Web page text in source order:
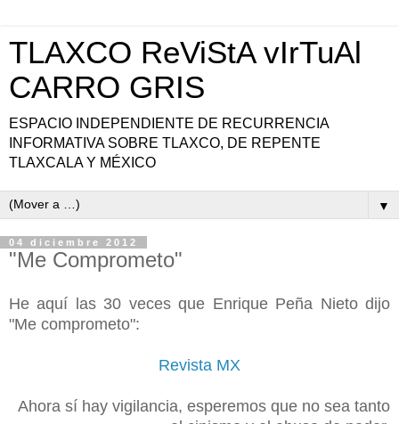
TLAXCO ReViStA vIrTuAl
CARRO GRIS
ESPACIO INDEPENDIENTE DE RECURRENCIA
INFORMATIVA SOBRE TLAXCO, DE REPENTE
TLAXCALA Y MÉXICO
▼
04 diciembre 2012
"Me Comprometo"
He aquí las 30 veces que Enrique Peña Nieto dijo
"Me comprometo":
Revista MX
Ahora sí hay vigilancia, esperemos que no sea tanto